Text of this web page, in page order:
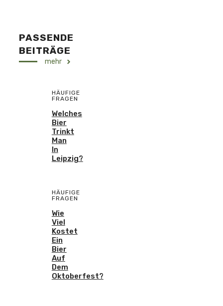
PASSENDE
BEITRÄGE
mehr
HÄUFIGE
FRAGEN
Welches
Bier
Trinkt
Man
In
Leipzig?
HÄUFIGE
FRAGEN
Wie
Viel
Kostet
Ein
Bier
Auf
Dem
Oktoberfest?